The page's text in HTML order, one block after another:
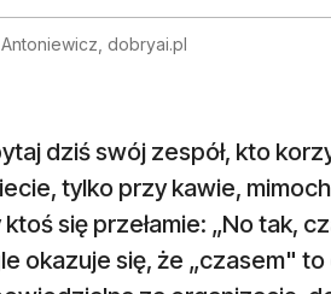
dobryai.pl
dziś swój zespół, kto
tylko przy kawie,
ktoś się przełamie: „No tak,
okazuje się, że „czasem"